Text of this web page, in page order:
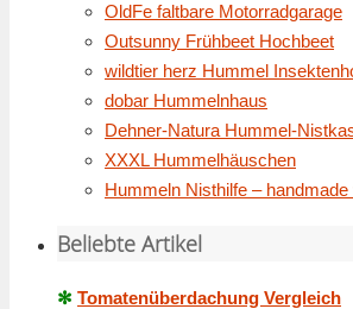
OldFe faltbare Motorradgarage
Outsunny Frühbeet Hochbeet
wildtier herz Hummel
dobar Hummelnhaus
Dehner-Natura Hummel-
XXXL Hummelhäuschen
Hummeln Nisthilfe –
Beliebte Artikel
✻ Tomatenüberdachung Vergleich